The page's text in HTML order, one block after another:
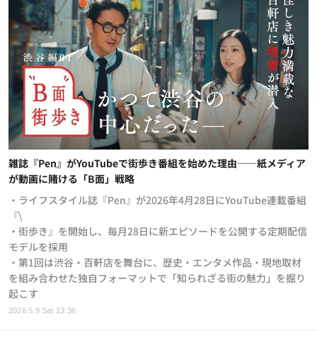
2026.5.9 Sat 13:36
雑誌『Pen』がYouTubeで街歩き番組を始めた理由——紙メディア
が動画に賭ける「B面」戦略
・ライフスタイル誌『Pen』が2026年4月28日にYouTube連載番組
『\
・街歩き』を開始し、毎月28日に新エピソードを公開する定期配信
モデルを採用
・第1回は渋谷・百軒店を舞台に、歴史・エンタメ作品・現地取材
を組み合わせた独自フォーマットで「知られざる街の魅力」を掘り
起こす